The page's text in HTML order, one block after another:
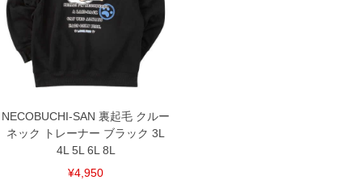
NECOBUCHI-SAN 裏起毛 クルー
ネック トレーナー ブラック 3L
4L 5L 6L 8L
¥4,950